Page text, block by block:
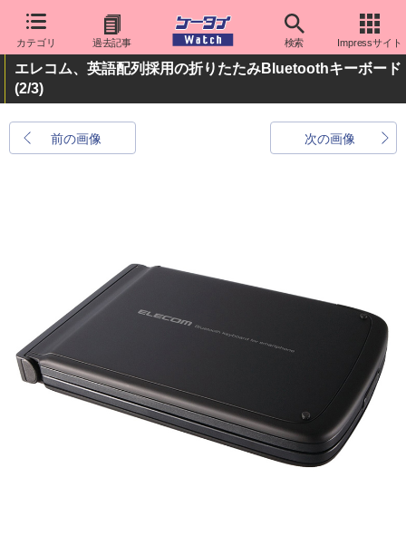
カテゴリ 過去記事 検索 Impressサイト
エレコム、英語配列採用の折りたたみBluetoothキーボード
(2/3)
前の画像 次の画像